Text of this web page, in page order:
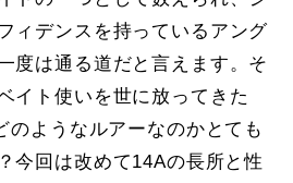
ィデンスを持っているアング
度は通る道だと言えます。そ
イト使いを世に放ってきた
のようなルアーなのかとても
今回は改めて14Aの長所と性